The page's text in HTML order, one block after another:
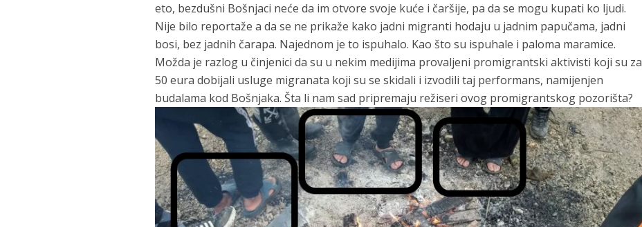
eto, bezdušni Bošnjaci neće da im otvore svoje kuće i čaršije, pa da se mogu kupati ko ljudi.
Nije bilo reportaže a da se ne prikaže kako jadni migranti hodaju u jadnim papučama, jadni
bosi, bez jadnih čarapa. Najednom je to ispuhalo. Kao što su ispuhale i paloma maramice.
Možda je razlog u činjenici da su u nekim medijima provaljeni promigrantski aktivisti koji su za
50 eura dobijali usluge migranata koji su se skidali i izvodili taj performans, namijenjen
budalama kod Bošnjaka. Šta li nam sad pripremaju režiseri ovog promigrantskog pozorišta?